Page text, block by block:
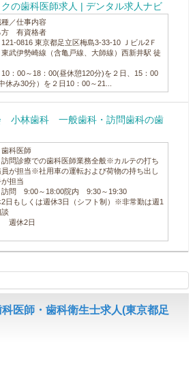
の歯科医師求人 | デンタル求人ナビ
種／仕事内容
方 有資格者
0816 東京都足立区梅島3-33-10 Ｊビル2Ｆ
武伊勢崎線（含亀戸線、大師線）西新井駅 徒
：00～18：00(昼休憩120分)を２日、15：00
休み30分）を２日10：00～21...
小林歯科 一般歯科・訪問歯科の歯
科医師
問診療での歯科医師業務全般※カルテの打ち
が担当※社用車の運転および荷物の持ち出し
担当
問 9:00～18:00院内 9:30～19:30
もしくは週休3日（シフト制）※非常勤は週1
談
週休2日
医師・歯科衛生士求人(東京都足